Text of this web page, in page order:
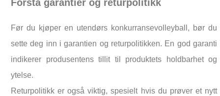
Forstå garantier og returpolitikk
Før du kjøper en utendørs konkurransevolleyball, bør du
sette deg inn i garantien og returpolitikken. En god garanti
indikerer produsentens tillit til produktets holdbarhet og
ytelse.
Returpolitikk er også viktig, spesielt hvis du prøver et nytt